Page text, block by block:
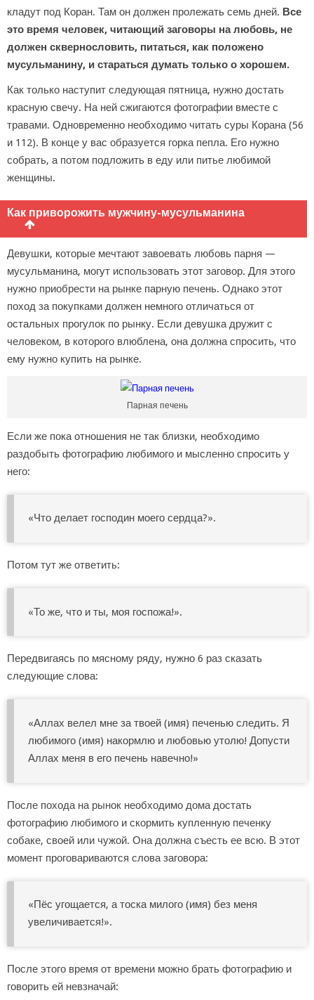
кладут под Коран. Там он должен пролежать семь дней. Все
это время человек, читающий заговоры на любовь, не
должен сквернословить, питаться, как положено
мусульманину, и стараться думать только о хорошем.
Как только наступит следующая пятница, нужно достать
красную свечу. На ней сжигаются фотографии вместе с
травами. Одновременно необходимо читать суры Корана (56
и 112). В конце у вас образуется горка пепла. Его нужно
собрать, а потом подложить в еду или питье любимой
женщины.
Как приворожить мужчину-мусульманина
Девушки, которые мечтают завоевать любовь парня —
мусульманина, могут использовать этот заговор. Для этого
нужно приобрести на рынке парную печень. Однако этот
поход за покупками должен немного отличаться от
остальных прогулок по рынку. Если девушка дружит с
человеком, в которого влюблена, она должна спросить, что
ему нужно купить на рынке.
Парная печень
Если же пока отношения не так близки, необходимо
раздобыть фотографию любимого и мысленно спросить у
него:
«Что делает господин моего сердца?».
Потом тут же ответить:
«То же, что и ты, моя госпожа!».
Передвигаясь по мясному ряду, нужно 6 раз сказать
следующие слова:
«Аллах велел мне за твоей (имя) печенью следить. Я
любимого (имя) накормлю и любовью утолю! Допусти
Аллах меня в его печень навечно!»
После похода на рынок необходимо дома достать
фотографию любимого и скормить купленную печенку
собаке, своей или чужой. Она должна съесть ее всю. В этот
момент проговариваются слова заговора:
«Пёс угощается, а тоска милого (имя) без меня
увеличивается!».
После этого время от времени можно брать фотографию и
говорить ей невзначай: